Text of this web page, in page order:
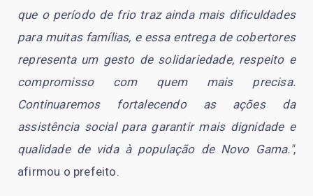
que o período de frio traz ainda mais dificuldades
para muitas famílias, e essa entrega de cobertores
representa um gesto de solidariedade, respeito e
compromisso com quem mais precisa.
Continuaremos fortalecendo as ações da
assistência social para garantir mais dignidade e
qualidade de vida à população de Novo Gama.",
afirmou o prefeito.